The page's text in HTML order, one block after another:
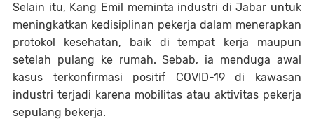
Selain itu, Kang Emil meminta industri di Jabar untuk
meningkatkan kedisiplinan pekerja dalam menerapkan
protokol kesehatan, baik di tempat kerja maupun
setelah pulang ke rumah. Sebab, ia menduga awal
kasus terkonfirmasi positif COVID-19 di kawasan
industri terjadi karena mobilitas atau aktivitas pekerja
sepulang bekerja.